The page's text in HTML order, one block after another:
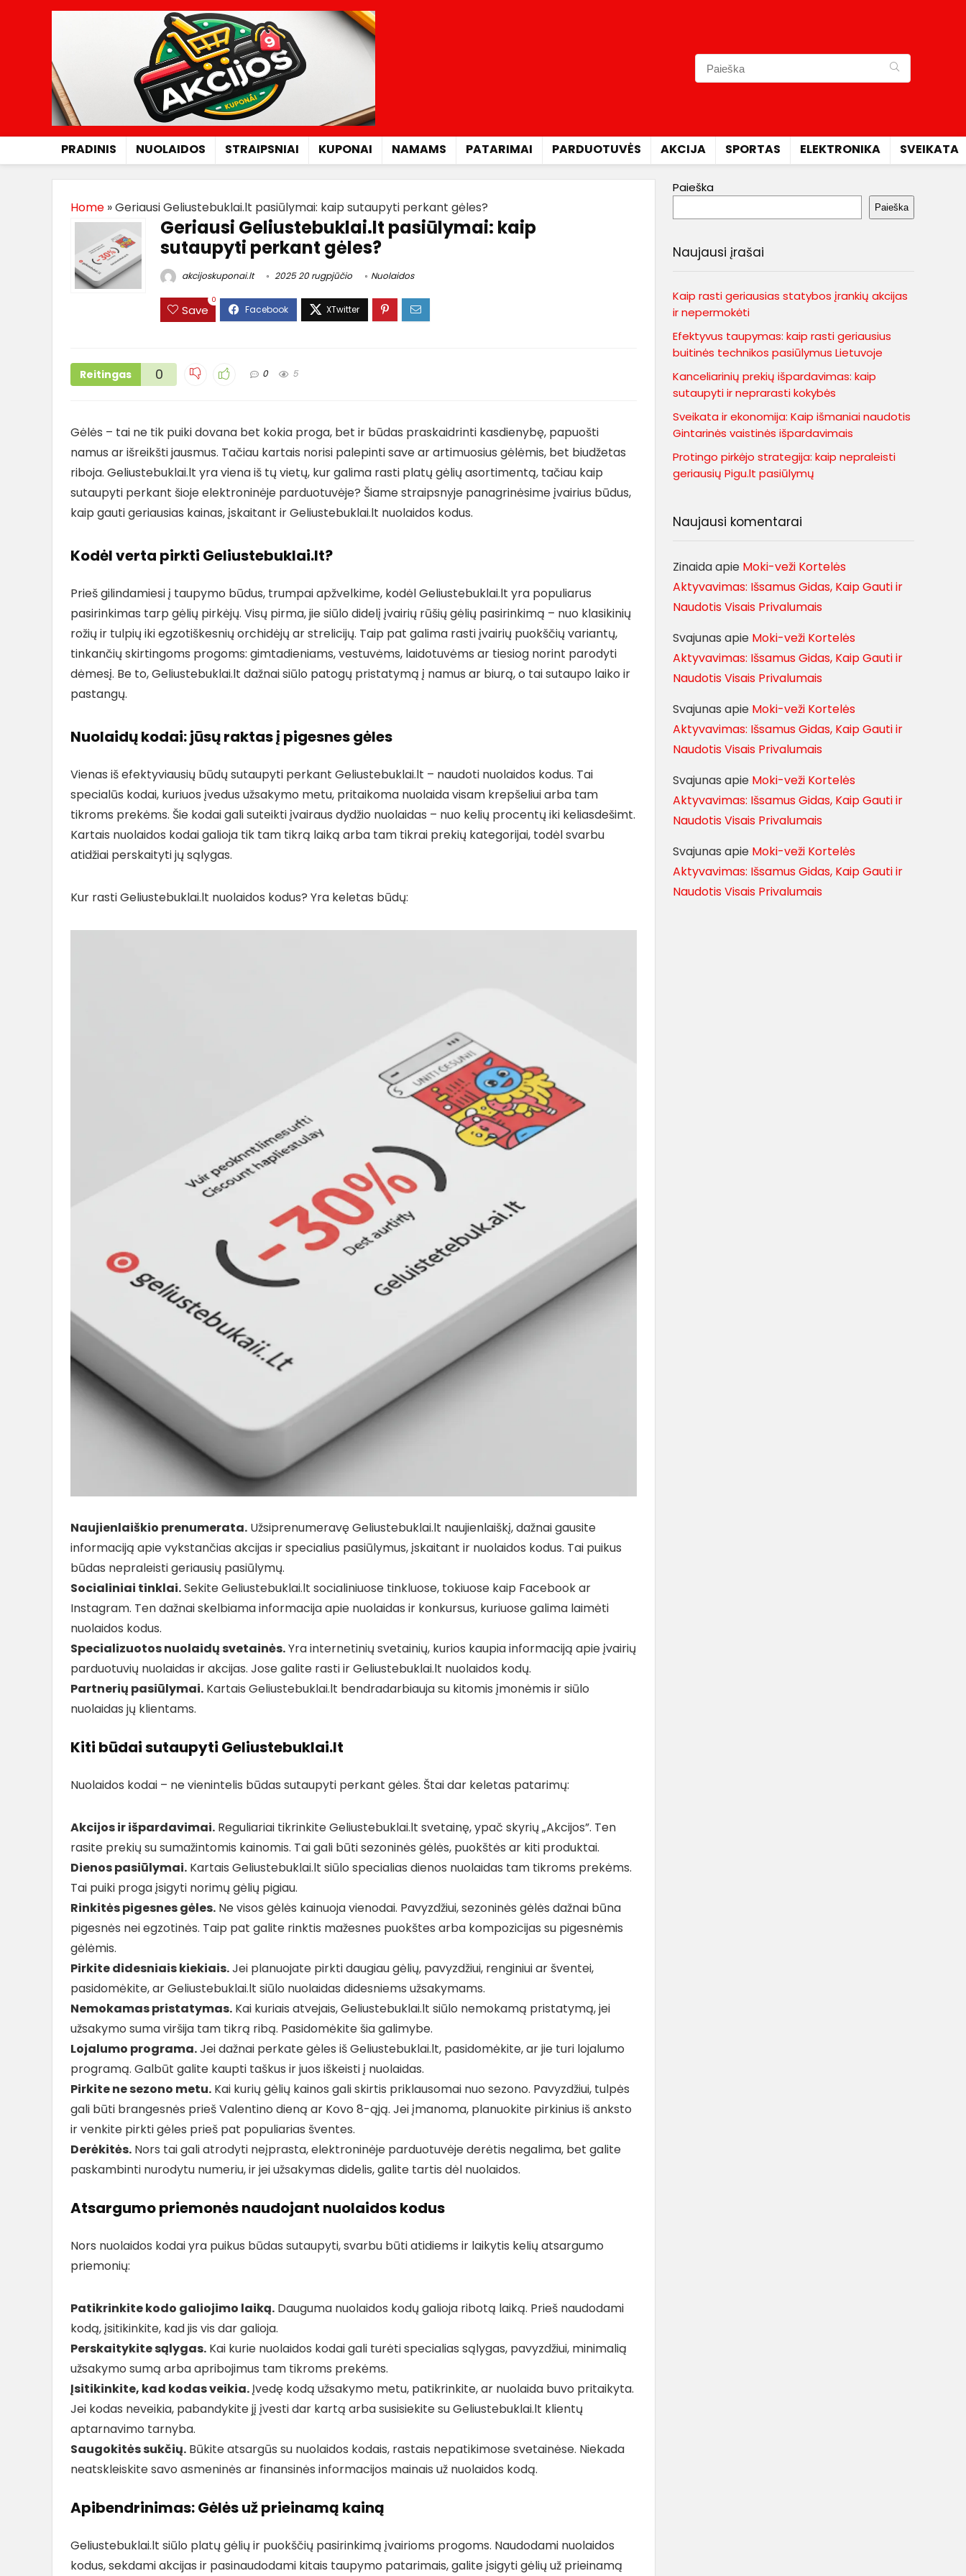
PRADINIS NUOLAIDOS STRAIPSNIAI KUPONAI NAMAMS PATARIMAI PARDUOTUVĖS AKCIJA SPORTAS ELEKTRONIKA SVEIKATA
Home »Geriausi Geliustebuklai.lt pasiūlymai: kaip sutaupyti perkant gėles?
Geriausi Geliustebuklai.lt pasiūlymai: kaip
sutaupyti perkant gėles?
akcijoskuponai.lt 2025 20 rugpjūčio Nuolaidos
Save
0
Reitingas 0 0 5
Gėlės – tai ne tik puiki dovana bet kokia proga, bet ir būdas praskaidrinti kasdienybę, papuošti
namus ar išreikšti jausmus. Tačiau kartais norisi palepinti save ar artimuosius gėlėmis, bet biudžetas
riboja. Geliustebuklai.lt yra viena iš tų vietų, kur galima rasti platų gėlių asortimentą, tačiau kaip
sutaupyti perkant šioje elektroninėje parduotuvėje? Šiame straipsnyje panagrinėsime įvairius būdus,
kaip gauti geriausias kainas, įskaitant ir Geliustebuklai.lt nuolaidos kodus.
Kodėl verta pirkti Geliustebuklai.lt?
Prieš gilindamiesi į taupymo būdus, trumpai apžvelkime, kodėl Geliustebuklai.lt yra populiarus
pasirinkimas tarp gėlių pirkėjų. Visų pirma, jie siūlo didelį įvairių rūšių gėlių pasirinkimą – nuo klasikinių
rožių ir tulpių iki egzotiškesnių orchidėjų ar strelicijų. Taip pat galima rasti įvairių puokščių variantų,
tinkančių skirtingoms progoms: gimtadieniams, vestuvėms, laidotuvėms ar tiesiog norint parodyti
dėmesį. Be to, Geliustebuklai.lt dažnai siūlo patogų pristatymą į namus ar biurą, o tai sutaupo laiko ir
pastangų.
Nuolaidų kodai: jūsų raktas į pigesnes gėles
Vienas iš efektyviausių būdų sutaupyti perkant Geliustebuklai.lt – naudoti nuolaidos kodus. Tai
specialūs kodai, kuriuos įvedus užsakymo metu, pritaikoma nuolaida visam krepšeliui arba tam
tikroms prekėms. Šie kodai gali suteikti įvairaus dydžio nuolaidas – nuo kelių procentų iki keliasdešimt.
Kartais nuolaidos kodai galioja tik tam tikrą laiką arba tam tikrai prekių kategorijai, todėl svarbu
atidžiai perskaityti jų sąlygas.
Kur rasti Geliustebuklai.lt nuolaidos kodus? Yra keletas būdų:
Naujienlaiškio prenumerata. Užsiprenumeravę Geliustebuklai.lt naujienlaiškį, dažnai gausite
informaciją apie vykstančias akcijas ir specialius pasiūlymus, įskaitant ir nuolaidos kodus. Tai puikus
būdas nepraleisti geriausių pasiūlymų.
Socialiniai tinklai.Sekite Geliustebuklai.lt socialiniuose tinkluose, tokiuose kaip Facebook ar
Instagram. Ten dažnai skelbiama informacija apie nuolaidas ir konkursus, kuriuose galima laimėti
nuolaidos kodus.
Specializuotos nuolaidų svetainės.Yra internetinių svetainių, kurios kaupia informaciją apie įvairių
parduotuvių nuolaidas ir akcijas. Jose galite rasti ir Geliustebuklai.lt nuolaidos kodų.
Partnerių pasiūlymai. Kartais Geliustebuklai.lt bendradarbiauja su kitomis įmonėmis ir siūlo
nuolaidas jų klientams.
Kiti būdai sutaupyti Geliustebuklai.lt
Nuolaidos kodai – ne vienintelis būdas sutaupyti perkant gėles. Štai dar keletas patarimų:
Akcijos ir išpardavimai. Reguliariai tikrinkite Geliustebuklai.lt svetainę, ypač skyrių „Akcijos”. Ten
rasite prekių su sumažintomis kainomis. Tai gali būti sezoninės gėlės, puokštės ar kiti produktai.
Dienos pasiūlymai. Kartais Geliustebuklai.lt siūlo specialias dienos nuolaidas tam tikroms prekėms.
Tai puiki proga įsigyti norimų gėlių pigiau.
Rinkitės pigesnes gėles. Ne visos gėlės kainuoja vienodai. Pavyzdžiui, sezoninės gėlės dažnai būna
pigesnės nei egzotinės. Taip pat galite rinktis mažesnes puokštes arba kompozicijas su pigesnėmis
gėlėmis.
Pirkite didesniais kiekiais.Jei planuojate pirkti daugiau gėlių, pavyzdžiui, renginiui ar šventei,
pasidomėkite, ar Geliustebuklai.lt siūlo nuolaidas didesniems užsakymams.
Nemokamas pristatymas. Kai kuriais atvejais, Geliustebuklai.lt siūlo nemokamą pristatymą, jei
užsakymo suma viršija tam tikrą ribą. Pasidomėkite šia galimybe.
Lojalumo programa.Jei dažnai perkate gėles iš Geliustebuklai.lt, pasidomėkite, ar jie turi lojalumo
programą. Galbūt galite kaupti taškus ir juos iškeisti į nuolaidas.
Pirkite ne sezono metu. Kai kurių gėlių kainos gali skirtis priklausomai nuo sezono. Pavyzdžiui, tulpės
gali būti brangesnės prieš Valentino dieną ar Kovo 8-ąją. Jei įmanoma, planuokite pirkinius iš anksto
ir venkite pirkti gėles prieš pat populiarias šventes.
Derėkitės. Nors tai gali atrodyti neįprasta, elektroninėje parduotuvėje derėtis negalima, bet galite
paskambinti nurodytu numeriu, ir jei užsakymas didelis, galite tartis dėl nuolaidos.
Atsargumo priemonės naudojant nuolaidos kodus
Nors nuolaidos kodai yra puikus būdas sutaupyti, svarbu būti atidiems ir laikytis kelių atsargumo
priemonių:
Patikrinkite kodo galiojimo laiką. Dauguma nuolaidos kodų galioja ribotą laiką. Prieš naudodami
kodą, įsitikinkite, kad jis vis dar galioja.
Perskaitykite sąlygas. Kai kurie nuolaidos kodai gali turėti specialias sąlygas, pavyzdžiui, minimalią
užsakymo sumą arba apribojimus tam tikroms prekėms.
Įsitikinkite, kad kodas veikia. Įvedę kodą užsakymo metu, patikrinkite, ar nuolaida buvo pritaikyta.
Jei kodas neveikia, pabandykite jį įvesti dar kartą arba susisiekite su Geliustebuklai.lt klientų
aptarnavimo tarnyba.
Saugokitės sukčių. Būkite atsargūs su nuolaidos kodais, rastais nepatikimose svetainėse. Niekada
neatskleiskite savo asmeninės ar finansinės informacijos mainais už nuolaidos kodą.
Apibendrinimas: Gėlės už prieinamą kainą
Geliustebuklai.lt siūlo platų gėlių ir puokščių pasirinkimą įvairioms progoms. Naudodami nuolaidos
kodus, sekdami akcijas ir pasinaudodami kitais taupymo patarimais, galite įsigyti gėlių už prieinamą
Paieška
Paieška
Naujausi įrašai
Kaip rasti geriausias statybos įrankių akcijas
ir nepermokėti
Efektyvus taupymas: kaip rasti geriausius
buitinės technikos pasiūlymus Lietuvoje
Kanceliarinių prekių išpardavimas: kaip
sutaupyti ir neprarasti kokybės
Sveikata ir ekonomija: Kaip išmaniai naudotis
Gintarinės vaistinės išpardavimais
Protingo pirkėjo strategija: kaip nepraleisti
geriausių Pigu.lt pasiūlymų
Naujausi komentarai
Zinaidaapie Moki-veži Kortelės
Aktyvavimas: Išsamus Gidas, Kaip Gauti ir
Naudotis Visais Privalumais
Svajunas apie Moki-veži Kortelės
Aktyvavimas: Išsamus Gidas, Kaip Gauti ir
Naudotis Visais Privalumais
Svajunas apie Moki-veži Kortelės
Aktyvavimas: Išsamus Gidas, Kaip Gauti ir
Naudotis Visais Privalumais
Svajunas apie Moki-veži Kortelės
Aktyvavimas: Išsamus Gidas, Kaip Gauti ir
Naudotis Visais Privalumais
Svajunas apie Moki-veži Kortelės
Aktyvavimas: Išsamus Gidas, Kaip Gauti ir
Naudotis Visais Privalumais